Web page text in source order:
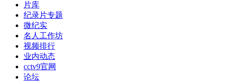
片库
纪录片专题
微纪实
名人工作坊
视频排行
业内动态
cctv9官网
论坛